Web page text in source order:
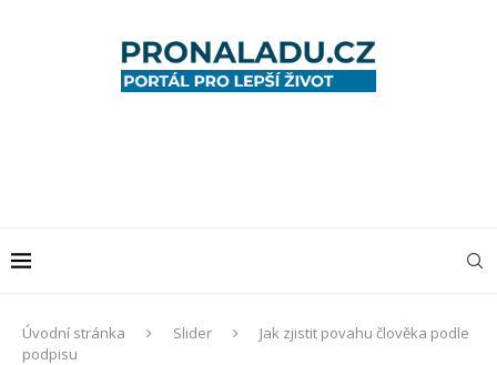
Úvodní stránka Slider
Jak zjistit povahu člověka podle
podpisu